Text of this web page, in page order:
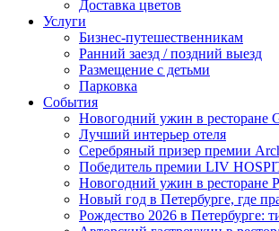
Доставка цветов
Услуги
Бизнес-путешественникам
Ранний заезд / поздний выезд
Размещение с детьми
Парковка
События
Новогодний ужин в ресторане
Лучший интерьер отеля
Серебряный призер премии
Победитель премии LIV
Новогодний ужин в ресторане
Новый год в Петербурге, где
Рождество 2026 в Петербурге: